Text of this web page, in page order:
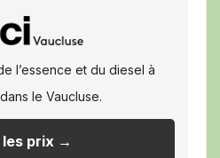
l’essence et du diesel à
le Vaucluse.
les prix →